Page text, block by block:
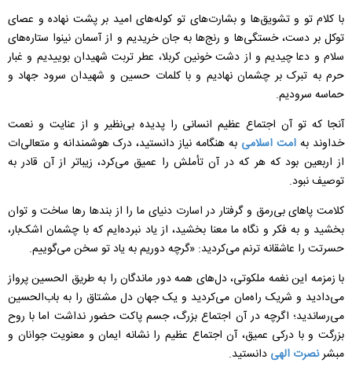
با کلام تو و تشویق‌ها و بشارت‌های تو کوله‌های امید بر پشت نهاده و عصای
توکل بر دست، خستگی‌ها و رنج‌ها به جان خریدیم و از آسمان نینوا ستاره‌های
سلام و دعا چیدیم و از دشت خونین کربلا، عطر تربت شهیدان بوییدیم و غبار
حرم به تبرک بر چشمان نهادیم و با کلمات حسین و شهیدان سرود جهاد و
حماسه سرودیم.
آنجا که تو آن اجتماع عظیم انسانی را پدیده بی‌نظیر و از عنایت و نعمت
خداوند به امت اسلامی به هنگامه نیاز دانستید، درک هوشمندانه و متعالی‌ات
از اربعین بود که هر که در آن تأملش را عمیق می‌کرد، زیباتر از آن قادر به
توصیف نبود.
کلامت پاهای بی‌رمق و گرفتار در اسارت دنیای ما را از بندها رها ساخت و توان
بخشید و به فکر و نگاه ما معنا بخشید، از یاد نبرده‌ایم که با چشمان اشک‌بار،
حسرتت را عاشقانه ترنم می‌کردید: «گرچه دوریم به یاد تو سخن می‌گوییم.
با زمزمه این نغمه ملکوتی، دل‌های همه دور ماندگان را به طريق الحسین پرواز
می‌دادید و شریک راه‌مان می‌کردید و یک جهان دل مشتاق را به باب‌الحسین
می‌رساندید؛ اگر‌چه در آن اجتماع بزرگ، جسم پاکت حضور نداشت اما با روح
بزرگت و با درکی عمیق، آن اجتماع عظیم را نشانه ایمان و معنویت جوانان و
مبشرنصرت الهی دانستید.